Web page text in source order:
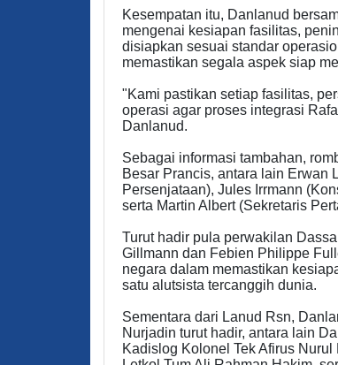
Kesempatan itu, Danlanud
mengenai kesiapan fasilitas,
disiapkan sesuai standar
memastikan segala aspek siap
"Kami pastikan setiap fasilitas,
operasi agar proses integrasi
Danlanud.
Sebagai informasi tambahan,
Besar Prancis, antara lain Erwan
Persenjataan), Jules Irrmann
serta Martin Albert (Sekretaris
Turut hadir pula perwakilan
Gillmann dan Febien Philippe
negara dalam memastikan
satu alutsista tercanggih dunia.
Sementara dari Lanud Rsn,
Nurjadin turut hadir, antara lain
Kadislog Kolonel Tek Afirus